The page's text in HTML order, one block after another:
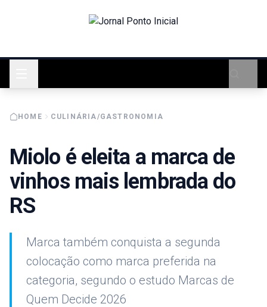
HOME CULINÁRIA/GASTRONOMIA
Miolo é eleita a marca de
vinhos mais lembrada do
RS
Marca também conquista a segunda
colocação como marca preferida na
categoria, segundo o estudo Marcas de
Quem Decide 2026